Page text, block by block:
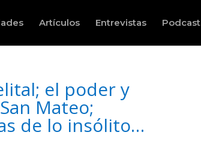
Artículos Entrevistas Podcast
el poder y
Mateo;
de lo insólito…